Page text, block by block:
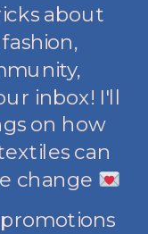
about
inbox! I'll
on how
can
change